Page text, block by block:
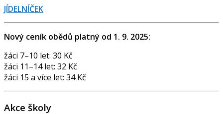
JÍDELNÍČEK
Nový ceník obědů platný od 1. 9. 2025:
žáci 7–10 let: 30 Kč
žáci 11–14 let: 32 Kč
žáci 15 a více let: 34 Kč
Akce školy